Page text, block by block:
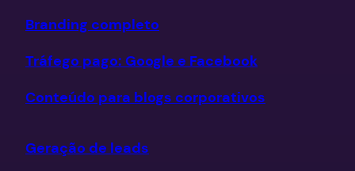
Branding completo
Tráfego pago: Google e Facebook
Conteúdo para blogs corporativos
Geração de leads